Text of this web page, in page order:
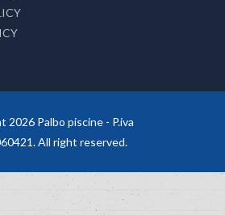
2026 Palbo piscine - P.iva
All right reserved.